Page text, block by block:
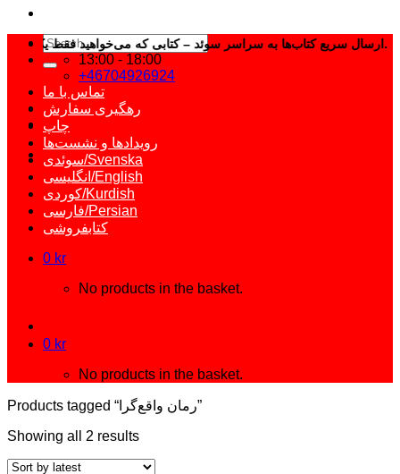
ارسال سریع کتاب‌ها به سراسر سوئد – کتابی که می‌خواهید فقط یک کلیک فاصله دارد.
13:00 - 18:00
+46704926924
Search
for:
تماس با ما
رهگیری سفارش
چاپ
رویدادها و نشست‌ها
سوئدی/Svenska
انگلیسی/English
کوردی/Kurdish
فارسی/Persian
کتابفروشی
0 kr
No products in the basket.
0 kr
No products in the basket.
Products tagged “رمان واقع‌گرا”
Showing all 2 results